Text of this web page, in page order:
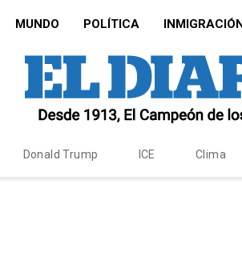
MUNDO POLÍTICA
Donald Trump ICE Clima